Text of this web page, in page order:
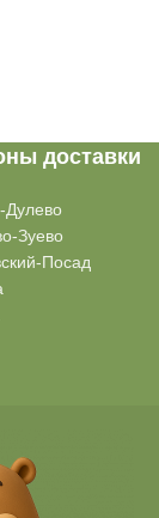
доставки
Дулево
Зуево
Посад